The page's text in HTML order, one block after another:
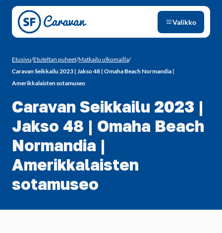
Siirry sivun sisältöön
Valikko
Etusivu/Etuteltan puheet/Matkailu ulkomailla/
Caravan Seikkailu 2023 | Jakso 48 | Omaha Beach Normandia |
Amerikkalaisten sotamuseo
Caravan Seikkailu 2023 |
Jakso 48 | Omaha Beach
Normandia |
Amerikkalaisten
sotamuseo